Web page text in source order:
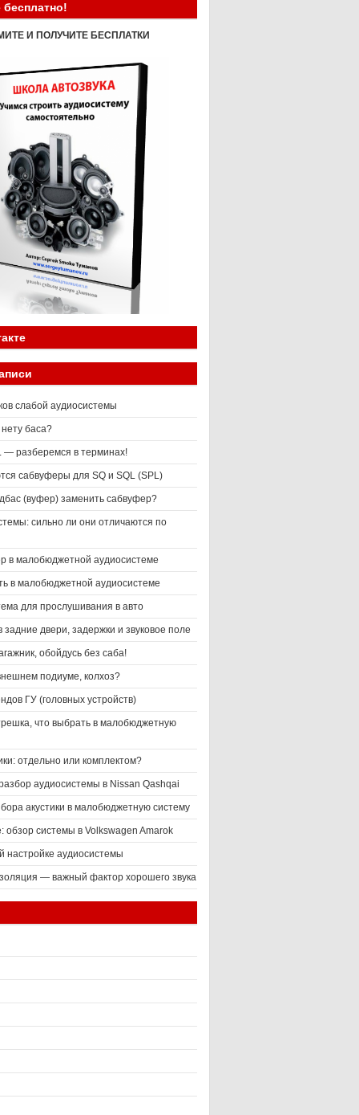
бесплатно!
И ПОЛУЧИТЕ БЕСПЛАТКИ
слабой аудиосистемы
баса?
— разберемся в терминах!
сабвуферы для SQ и SQL (SPL)
(вуфер) заменить сабвуфер?
сильно ли они отличаются по
в малобюджетной аудиосистеме
в малобюджетной аудиосистеме
для прослушивания в авто
задние двери, задержки и звуковое поле
обойдусь без саба!
подиуме, колхоз?
ГУ (головных устройств)
что выбрать в малобюджетную
отдельно или комплектом?
аудиосистемы в Nissan Qashqai
акустики в малобюджетную систему
обзор системы в Volkswagen Amarok
настройке аудиосистемы
— важный фактор хорошего звука